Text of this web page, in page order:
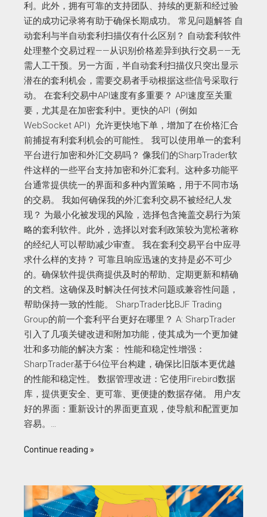
利。此外，拥有可靠的支持团队、持续的更新和经过验
证的成功记录将有助于确保长期成功。 常见问题解答 自
动套利与半自动套利扫描仪有什么区别？ 自动套利软件
处理整个交易过程——从识别价格差异到执行交易——无
需人工干预。另一方面，半自动套利扫描仪只突出显示
潜在的套利机会，需要交易者手动根据这些信号采取行
动。 在套利交易中API速度有多重要？ API速度至关重
要，尤其是在加密套利中。更快的API（例如
WebSocket API）允许更快地下单，增加了在价格汇合
前捕捉有利套利机会的可能性。 我可以使用单一的套利
平台进行加密和外汇交易吗？ 像我们的SharpTrader软
件这样的一些平台支持加密和外汇套利。这种多功能平
台通常提供统一的界面和多种内置策略，用于不同市场
的交易。 我如何确保我的外汇套利交易不被经纪人发
现？ 为最小化被发现的风险，选择包含掩盖交易行为策
略的套利软件。此外，选择以对套利政策较为宽松著称
的经纪人可以帮助减少审查。 我在套利交易平台中应寻
求什么样的支持？ 可靠且响应迅速的支持是必不可少
的。确保软件提供商提供及时的帮助、定期更新和精确
的文档。这确保及时解决任何技术问题或兼容性问题，
帮助保持一致的性能。 SharpTrader比BJF Trading
Group的前一个套利平台更好在哪里？ A: SharpTrader
引入了几项关键改进和附加功能，使其成为一个更加健
壮和多功能的解决方案： 性能和稳定性增强：
SharpTrader基于64位平台构建，确保比旧版本更优越
的性能和稳定性。 数据管理改进：它使用Firebird数据
库，提供更安全、更可靠、更便捷的数据存储。 用户友
好的界面：重新设计的界面更直观，使导航和配置更加
容易。…
Continue reading